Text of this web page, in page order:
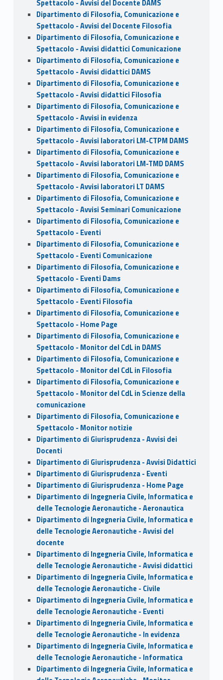
Spettacolo - Avvisi del Docente DAMS
Dipartimento di Filosofia, Comunicazione e
Spettacolo - Avvisi del Docente Filosofia
Dipartimento di Filosofia, Comunicazione e
Spettacolo - Avvisi didattici Comunicazione
Dipartimento di Filosofia, Comunicazione e
Spettacolo - Avvisi didattici DAMS
Dipartimento di Filosofia, Comunicazione e
Spettacolo - Avvisi didattici Filosofia
Dipartimento di Filosofia, Comunicazione e
Spettacolo - Avvisi in evidenza
Dipartimento di Filosofia, Comunicazione e
Spettacolo - Avvisi laboratori LM-CTPM DAMS
Dipartimento di Filosofia, Comunicazione e
Spettacolo - Avvisi laboratori LM-TMD DAMS
Dipartimento di Filosofia, Comunicazione e
Spettacolo - Avvisi laboratori LT DAMS
Dipartimento di Filosofia, Comunicazione e
Spettacolo - Avvisi Seminari Comunicazione
Dipartimento di Filosofia, Comunicazione e
Spettacolo - Eventi
Dipartimento di Filosofia, Comunicazione e
Spettacolo - Eventi Comunicazione
Dipartimento di Filosofia, Comunicazione e
Spettacolo - Eventi Dams
Dipartimento di Filosofia, Comunicazione e
Spettacolo - Eventi Filosofia
Dipartimento di Filosofia, Comunicazione e
Spettacolo - Home Page
Dipartimento di Filosofia, Comunicazione e
Spettacolo - Monitor del CdL in DAMS
Dipartimento di Filosofia, Comunicazione e
Spettacolo - Monitor del CdL in Filosofia
Dipartimento di Filosofia, Comunicazione e
Spettacolo - Monitor del CdL in Scienze della
comunicazione
Dipartimento di Filosofia, Comunicazione e
Spettacolo - Monitor notizie
Dipartimento di Giurisprudenza - Avvisi dei
Docenti
Dipartimento di Giurisprudenza - Avvisi Didattici
Dipartimento di Giurisprudenza - Eventi
Dipartimento di Giurisprudenza - Home Page
Dipartimento di Ingegneria Civile, Informatica e
delle Tecnologie Aeronautiche - Aeronautica
Dipartimento di Ingegneria Civile, Informatica e
delle Tecnologie Aeronautiche - Avvisi del
docente
Dipartimento di Ingegneria Civile, Informatica e
delle Tecnologie Aeronautiche - Avvisi didattici
Dipartimento di Ingegneria Civile, Informatica e
delle Tecnologie Aeronautiche - Civile
Dipartimento di Ingegneria Civile, Informatica e
delle Tecnologie Aeronautiche - Eventi
Dipartimento di Ingegneria Civile, Informatica e
delle Tecnologie Aeronautiche - In evidenza
Dipartimento di Ingegneria Civile, Informatica e
delle Tecnologie Aeronautiche - Informatica
Dipartimento di Ingegneria Civile, Informatica e